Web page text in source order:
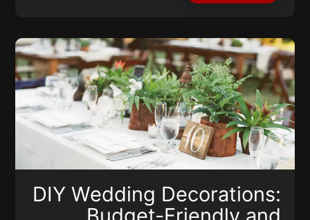
DIY Wedding Decorations: